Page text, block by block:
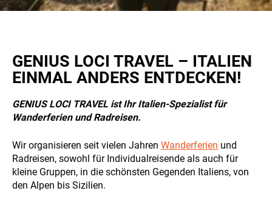
DESTINATIONS
GENIUS LOCI TRAVEL – ITALIEN
EINMAL ANDERS ENTDECKEN!
GENIUS LOCI TRAVEL ist Ihr Italien-Spezialist für
Wanderferien und Radreisen.
Wir organisieren seit vielen Jahren Wanderferien und
Radreisen, sowohl für Individualreisende als auch für
kleine Gruppen, in die schönsten Gegenden Italiens, von
den Alpen bis Sizilien.
website
works at its
best during
you reject
some
features will
disappear
from the